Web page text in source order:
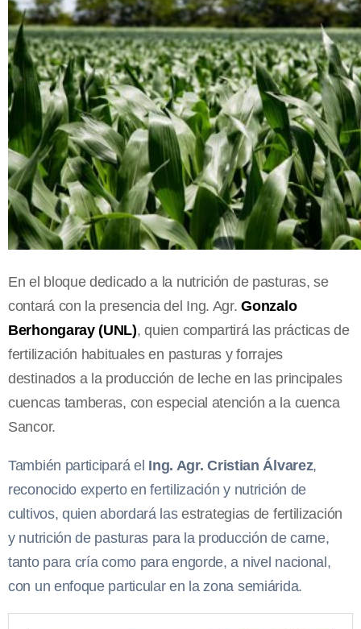
En el bloque dedicado a la nutrición de pasturas, se
contará con la presencia del Ing. Agr.Gonzalo
Berhongaray (UNL), quien compartirá las prácticas de
fertilización habituales en pasturas y forrajes
destinados a la producción de leche en las principales
cuencas tamberas, con especial atención a la cuenca
Sancor.
También participará el Ing. Agr. Cristian Álvarez,
reconocido experto en fertilización y nutrición de
cultivos, quien abordará lasestrategias de fertilización
y nutrición de pasturas para la producción de carne,
tanto para cría como para engorde, a nivel nacional,
con un enfoque particular en la zona semiárida.